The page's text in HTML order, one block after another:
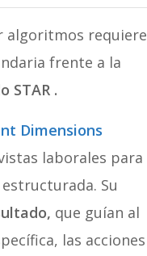
algoritmos requiere
frente a la
STAR .
Dimensions
laborales para
Su
que guían al
las acciones